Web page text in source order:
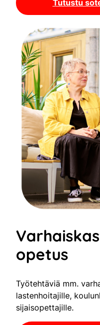
Tutustu
opetus
Työtehtäviä mm.
lastenhoitajille,
sijaisopettajille.